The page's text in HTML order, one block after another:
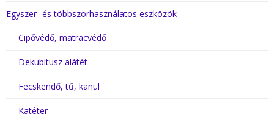
Egyszer- és többszörhasználatos eszközök
Cipővédő, matracvédő
Dekubitusz alátét
Fecskendő, tű, kanül
Katéter